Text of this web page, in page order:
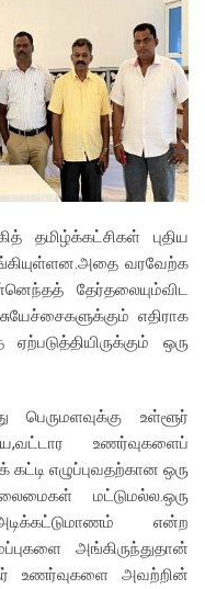
தமிழ்க்கட்சிகள் புதிய
வரவேற்க
தேர்தலையும்விட
எதிராக
ஒரு
உள்ளூர்
உணர்வுகளைப்
எழுப்புவதற்கான ஒரு
மட்டுமல்ல.ஒரு
என்ற
அங்கிருந்துதான்
உணர்வுகளை அவற்றின்